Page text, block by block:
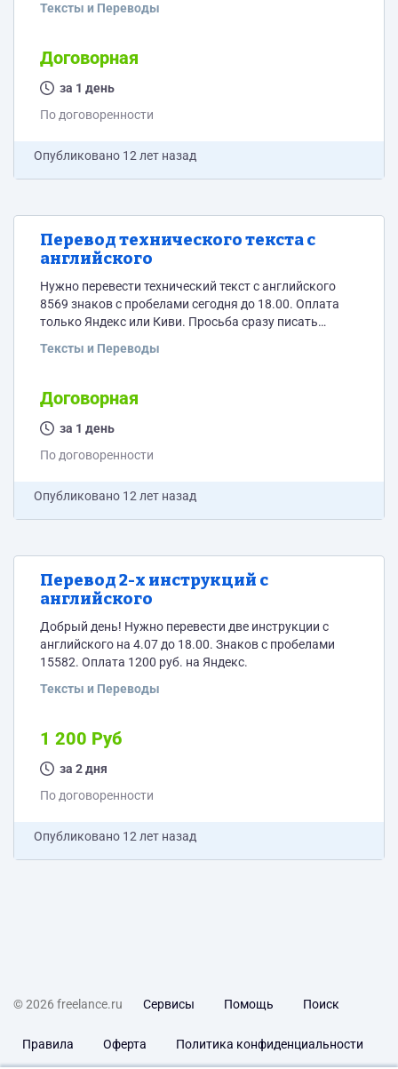
Тексты и Переводы
Договорная
за 1 день
По договоренности
Опубликовано 12 лет назад
Перевод технического текста с
английского
Нужно перевести технический текст с английского
8569 знаков с пробелами сегодня до 18.00. Оплата
только Яндекс или Киви. Просьба сразу писать
Тексты и Переводы
Договорная
за 1 день
По договоренности
Опубликовано 12 лет назад
Перевод 2-х инструкций с
английского
Добрый день! Нужно перевести две инструкции с
английского на 4.07 до 18.00. Знаков с пробелами
15582. Оплата 1200 руб. на Яндекс.
Тексты и Переводы
1 200 Руб
за 2 дня
По договоренности
Опубликовано 12 лет назад
© 2026 freelance.ru Сервисы Помощь Поиск
Правила Оферта Политика конфиденциальности